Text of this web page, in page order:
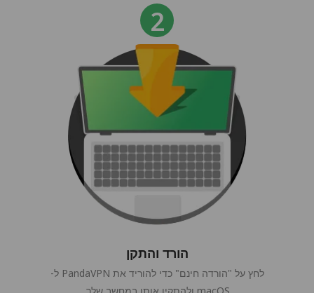
הורד והתקן
לחץ על "הורדה חינם" כדי להוריד את PandaVPN ל-